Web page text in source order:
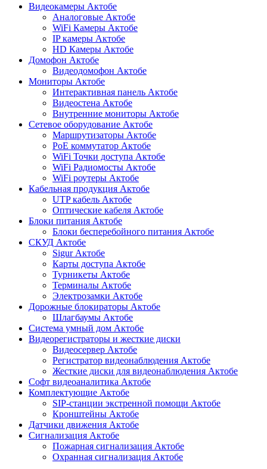
Видеокамеры Актобе
Аналоговые Актобе
WiFi Камеры Актобе
IP камеры Актобе
HD Камеры Актобе
Домофон Актобе
Видеодомофон Актобе
Мониторы Актобе
Интерактивная панель Актобе
Видеостена Актобе
Внутренние мониторы Актобе
Сетевое оборудование Актобе
Маршрутизаторы Актобе
PoE коммутатор Актобе
WiFi Точки доступа Актобе
WiFi Радиомосты Актобе
WiFi роутеры Актобе
Кабельная продукция Актобе
UTP кабель Актобе
Оптические кабеля Актобе
Блоки питания Актобе
Блоки бесперебойного питания Актобе
СКУД Актобе
Sigur Актобе
Карты доступа Актобе
Турникеты Актобе
Терминалы Актобе
Электрозамки Актобе
Дорожные блокираторы Актобе
Шлагбаумы Актобе
Система умный дом Актобе
Видеорегистраторы и жесткие диски
Видеосервер Актобе
Регистратор видеонаблюдения Актобе
Жесткие диски для видеонаблюдения Актобе
Софт видеоаналитика Актобе
Комплектующие Актобе
SIP-станции экстренной помощи Актобе
Кронштейны Актобе
Датчики движения Актобе
Сигнализация Актобе
Пожарная сигнализация Актобе
Охранная сигнализация Актобе